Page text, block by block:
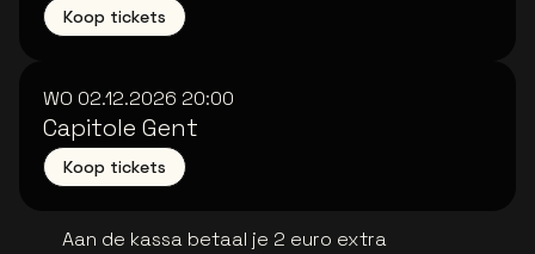
Koop tickets
WO 02.12.2026 20:00
Capitole Gent
Koop tickets
Aan de kassa betaal je 2 euro extra